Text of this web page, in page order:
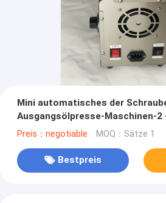
Mini automatisches der
Ausgangsölpresse-Maschinen-2
für Erdnussöl
Preis：negotiable MOQ：Sätze 1
Bestpreis